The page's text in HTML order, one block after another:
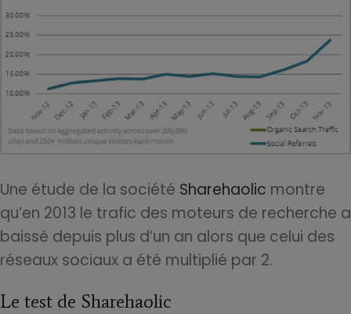
Une étude de la société Sharehaolic montre
qu’en 2013 le trafic des moteurs de recherche a
baissé depuis plus d’un an alors que celui des
réseaux sociaux a été multiplié par 2.
Le test de Sharehaolic